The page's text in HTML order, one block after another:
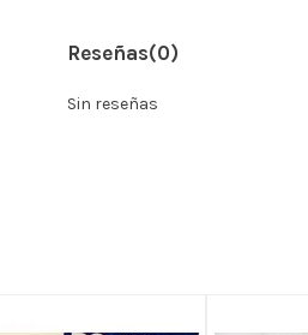
Reseñas(0)
Sin reseñas